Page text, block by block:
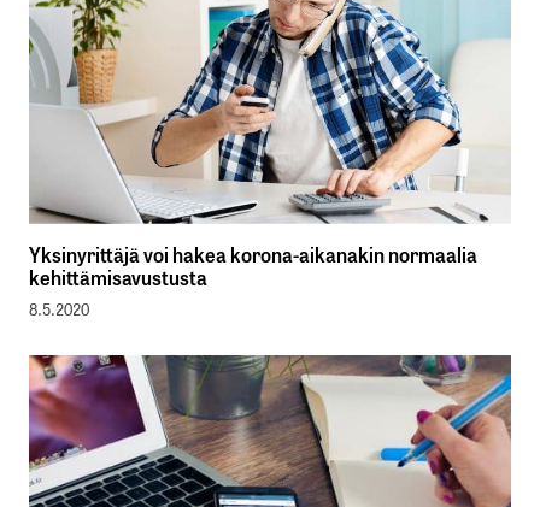
Yksinyrittäjä voi hakea korona-aikanakin normaalia
kehittämisavustusta
8.5.2020